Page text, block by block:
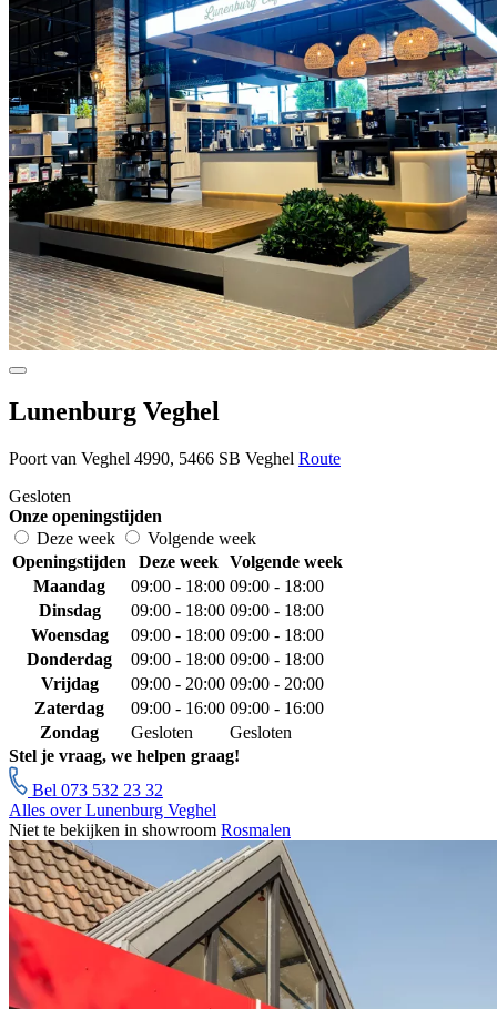
Lunenburg Veghel
Poort van Veghel 4990, 5466 SB Veghel Route
Gesloten
Onze openingstijden
Deze week
Volgende week
Openingstijden
Deze week
Volgende week
Maandag
09:00 - 18:00 09:00 - 18:00
Dinsdag
09:00 - 18:00 09:00 - 18:00
Woensdag
09:00 - 18:00 09:00 - 18:00
Donderdag
09:00 - 18:00 09:00 - 18:00
Vrijdag
09:00 - 20:00 09:00 - 20:00
Zaterdag
09:00 - 16:00 09:00 - 16:00
Zondag
Gesloten
Gesloten
Stel je vraag, we helpen graag!
Bel 073 532 23 32
Alles over Lunenburg Veghel
Niet te bekijken in showroom Rosmalen